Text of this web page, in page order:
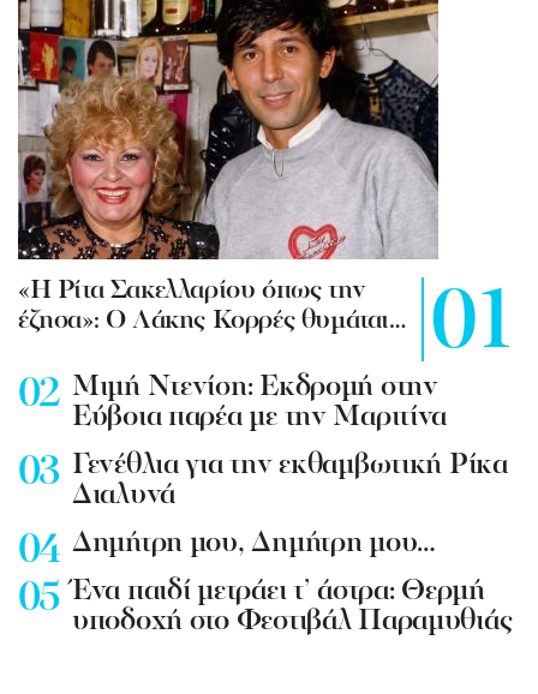
«Η Ρίτα Σακελλαρίου όπως την
έζησα»: Ο Λάκης Κορρές θυμάται…
Mιμή Ντενίση: Εκδρομή στην
Εύβοια παρέα με την Μαριτίνα
Γενέθλια για την εκθαμβωτική Ρίκα
Διαλυνά
Δημήτρη μου, Δημήτρη μου…
Ένα παιδί μετράει τ’ άστρα: Θερμή
υποδοχή στο Φεστιβάλ Παραμυθιάς